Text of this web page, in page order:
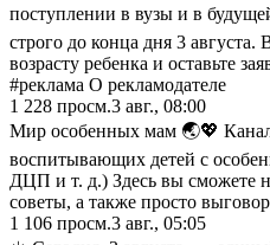
поступлении в вузы и в
строго до конца дня 3
возрасту ребенка и оставьте
#реклама О рекламодателе
1 228 просм.3 авг., 08:00
Мир особенных мам 🌏💖 Канал
воспитывающих детей с
ДЦП и т. д.) Здесь вы сможете
советы, а также просто
1 106 просм.3 авг., 05:05